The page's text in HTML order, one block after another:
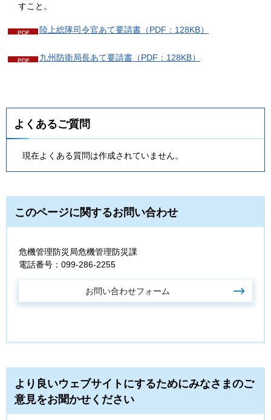
すこと。
陸上総隊司令官あて要請書（PDF：128KB）
九州防衛局長あて要請書（PDF：128KB）
よくあるご質問
現在よくある質問は作成されていません。
このページに関するお問い合わせ
危機管理防災局危機管理防災課
電話番号：099-286-2255
より良いウェブサイトにするためにみなさまのご
意見をお聞かせください